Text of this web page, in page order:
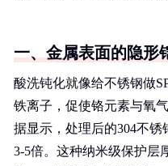
一、金属表面的隐形
酸洗钝化就像给不锈钢做
铁离子，促使铬元素与氧
据显示，处理后的304不
3-5倍。这种纳米级保护层